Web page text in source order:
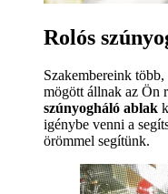
Rolós
Szakembereink
mögött állnak az Ön
szúnyogháló ablak
igénybe venni a
örömmel segítünk.